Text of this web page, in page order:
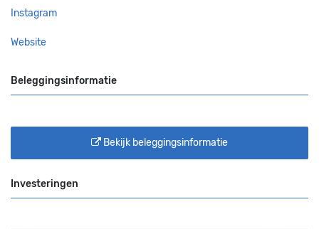
Instagram
Website
Beleggingsinformatie
Bekijk beleggingsinformatie
Investeringen